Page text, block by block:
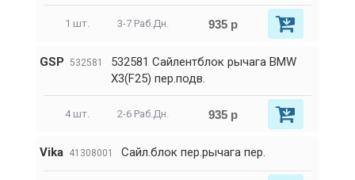
1 шт. 3-7 Раб.Дн. 935 р
GSP 532581
532581 Сайлентблок рычага BMW
X3(F25) пер.подв.
4 шт. 2-6 Раб.Дн. 935 р
Vika 41308001 Сайл.блок пер.рычага пер.